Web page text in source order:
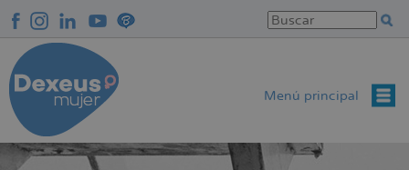
contenido
principal
Menú principal